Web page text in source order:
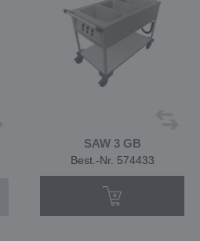
SAW 3 GB
Best.-Nr. 574433